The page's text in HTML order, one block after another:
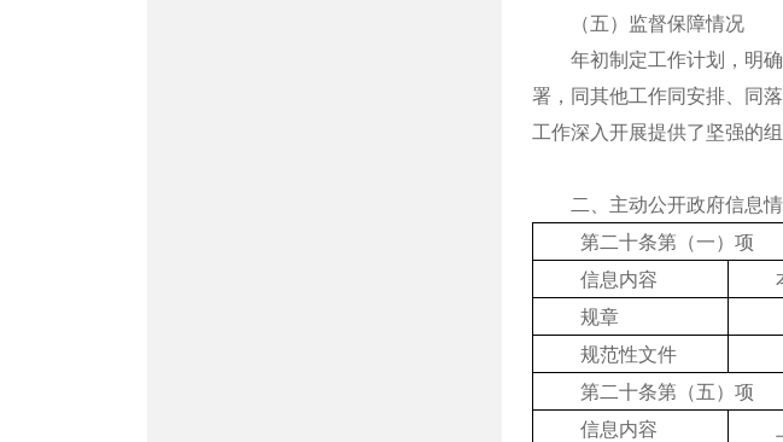
（五）监督保障情况
年初制定工作计划，明
署，同其他工作同安排、同
工作深入开展提供了坚强的组
二、主动公开政府信息
第二十条第（一）项
信息内容
规章
规范性文件
第二十条第（五）项
信息内容